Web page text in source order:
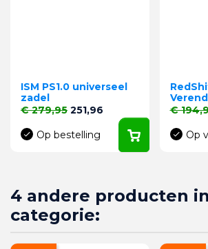
ISM PS1.0 universeel
zadel
Normale prijs
€ 279,95 Prijs
251,96
Op bestelling
€
Op
4 andere producten
categorie: